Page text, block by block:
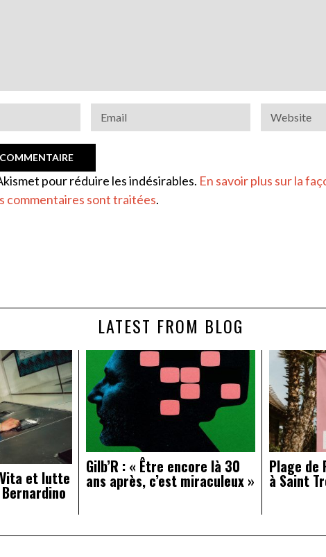
pour réduire les indésirables. En savoir plus sur la
commentaires sont traitées.
LATEST FROM BLOG
et lutte
Gilb’R : « Être encore là 30
ans après, c’est miraculeux »
Plage
à Saint